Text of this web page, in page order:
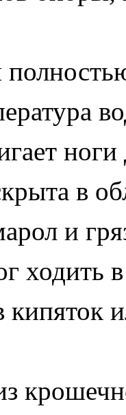
ноги
в
и
ходить
кипяток